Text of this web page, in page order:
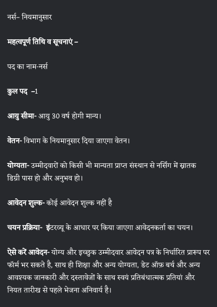
नर्स– नियमानुसार
महत्वपूर्ण तिथि व सूचनाएं –
पद का नाम-नर्स
कुल पद –1
आयु सीमा-आयु 30 वर्ष होगी मान्य।
वेतन-विभाग के नियमानुसार दिया जाएगा वेतन।
योग्यता-उम्मीदवारों को किसी भी मान्यता प्राप्त संस्थान से नर्सिंग में स्नातक
डिग्री पास हो और अनुभव हो।
आवेदन शुल्क-कोई आवेदन शुल्क नहीं है
चयन प्रक्रिया- इंटरव्यू के आधार पर किया जाएगा आवेदनकर्ता का चयन।
ऐसे करें आवेदन-योग्य और इच्छुक उम्मीदवार आवेदन पत्र के निर्धारित प्रारूप पर
फॉर्म भर सकते है, साथ ही शिक्षा और अन्य योग्यता, डेट ऑफ़ बर्थ और अन्य
आवश्यक जानकारी और दस्तावेजों के साथ स्वयं प्रतिबंधात्मक प्रतियां और
नियत तारीख से पहले भेजना अनिवार्य है।